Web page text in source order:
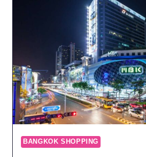
TIPPS
FÜR
BANGKOKS
GRÖSSTEN M
ARKT
BANGKOK SHOPPING